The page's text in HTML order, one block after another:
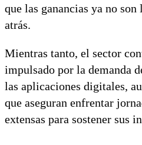
que las ganancias ya no son
atrás.
Mientras tanto, el sector
impulsado por la demanda
las aplicaciones digitales,
que aseguran enfrentar
extensas para sostener sus